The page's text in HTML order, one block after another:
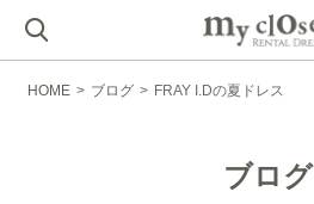
HOME > ブログ > FRAY I.Dの夏ドレス
ブログ